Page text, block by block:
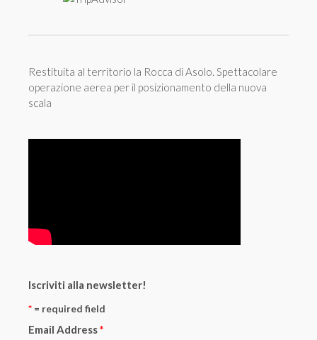
Restituita al territorio la Rocca di Asolo. Spettacolare
operazione aerea per il posizionamento della nuova
scala
Iscriviti alla newsletter!
* = required field
Email Address*